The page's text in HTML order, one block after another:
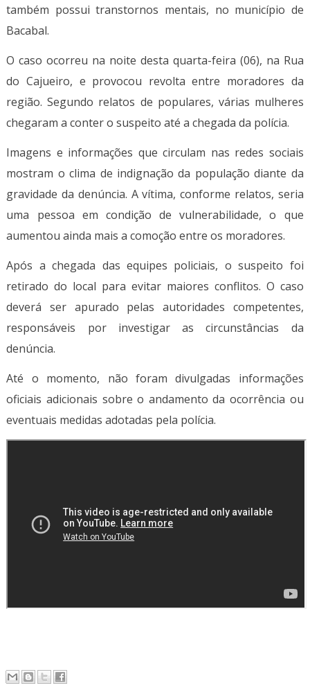
também possui transtornos mentais, no município de
Bacabal.
O caso ocorreu na noite desta quarta-feira (06), na Rua
do Cajueiro, e provocou revolta entre moradores da
região. Segundo relatos de populares, várias mulheres
chegaram a conter o suspeito até a chegada da polícia.
Imagens e informações que circulam nas redes sociais
mostram o clima de indignação da população diante da
gravidade da denúncia. A vítima, conforme relatos, seria
uma pessoa em condição de vulnerabilidade, o que
aumentou ainda mais a comoção entre os moradores.
Após a chegada das equipes policiais, o suspeito foi
retirado do local para evitar maiores conflitos. O caso
deverá ser apurado pelas autoridades competentes,
responsáveis por investigar as circunstâncias da
denúncia.
Até o momento, não foram divulgadas informações
oficiais adicionais sobre o andamento da ocorrência ou
eventuais medidas adotadas pela polícia.